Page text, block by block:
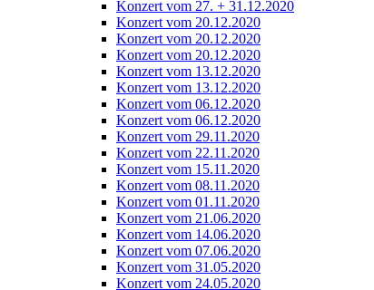
Konzert vom 27. + 31.12.2020
Konzert vom 20.12.2020
Konzert vom 20.12.2020
Konzert vom 20.12.2020
Konzert vom 13.12.2020
Konzert vom 13.12.2020
Konzert vom 06.12.2020
Konzert vom 06.12.2020
Konzert vom 29.11.2020
Konzert vom 22.11.2020
Konzert vom 15.11.2020
Konzert vom 08.11.2020
Konzert vom 01.11.2020
Konzert vom 21.06.2020
Konzert vom 14.06.2020
Konzert vom 07.06.2020
Konzert vom 31.05.2020
Konzert vom 24.05.2020